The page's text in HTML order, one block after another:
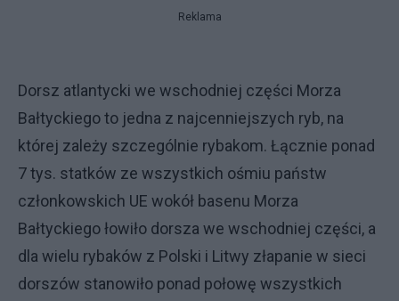
Reklama
Dorsz atlantycki we wschodniej części Morza
Bałtyckiego to jedna z najcenniejszych ryb, na
której zależy szczególnie rybakom. Łącznie ponad
7 tys. statków ze wszystkich ośmiu państw
członkowskich UE wokół basenu Morza
Bałtyckiego łowiło dorsza we wschodniej części, a
dla wielu rybaków z Polski i Litwy złapanie w sieci
dorszów stanowiło ponad połowę wszystkich